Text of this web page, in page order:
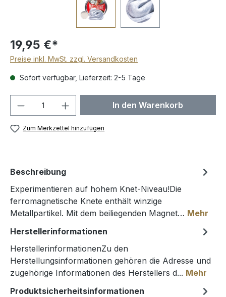
19,95 €*
Preise inkl. MwSt. zzgl. Versandkosten
Sofort verfügbar, Lieferzeit: 2-5 Tage
Produkt Anzahl: Gib denIn den Warenkorb
Zum Merkzettel hinzufügen
Beschreibung
Experimentieren auf hohem Knet-Niveau!Die
ferromagnetische Knete enthält winzige
Metallpartikel. Mit dem beiliegenden Magnet… Mehr
Herstellerinformationen
HerstellerinformationenZu den
Herstellungsinformationen gehören die Adresse und
zugehörige Informationen des Herstellers d... Mehr
Produktsicherheitsinformationen